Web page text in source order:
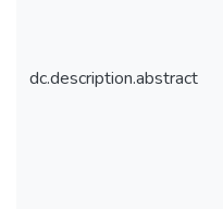
dc.description.abstract